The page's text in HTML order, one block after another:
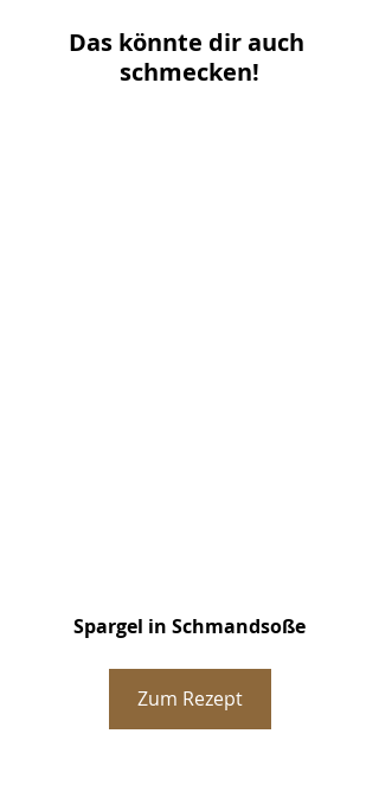
Das könnte dir auch
schmecken!
Spargel in Schmandsoße
Zum Rezept